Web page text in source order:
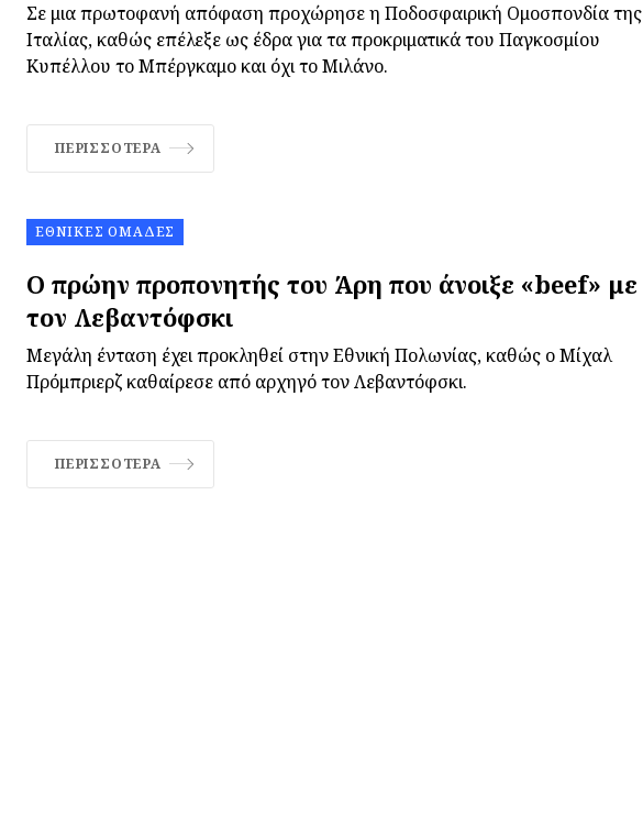
Σε μια πρωτοφανή απόφαση προχώρησε η Ποδοσφαιρική Ομοσπονδία της
Ιταλίας, καθώς επέλεξε ως έδρα για τα προκριματικά του Παγκοσμίου
Κυπέλλου το Μπέργκαμο και όχι το Μιλάνο.
ΠΕΡΙΣΣΌΤΕΡΑ
ΕΘΝΙΚΈΣ ΟΜΆΔΕΣ
Ο πρώην προπονητής του Άρη που άνοιξε «beef» με
τον Λεβαντόφσκι
Μεγάλη ένταση έχει προκληθεί στην Εθνική Πολωνίας, καθώς ο Μίχαλ
Πρόμπριερζ καθαίρεσε από αρχηγό τον Λεβαντόφσκι.
ΠΕΡΙΣΣΌΤΕΡΑ